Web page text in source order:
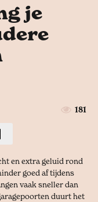
je
181
en extra geluid rond
goed af tijdens
vaak sneller dan
duurt het